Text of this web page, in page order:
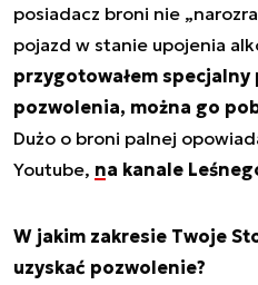
posiadacz broni nie
pojazd w stanie upojenia
przygotowałem
pozwolenia, można go
Dużo o broni palnej
Youtube, na kanale
W jakim zakresie Twoje
uzyskać pozwolenie?